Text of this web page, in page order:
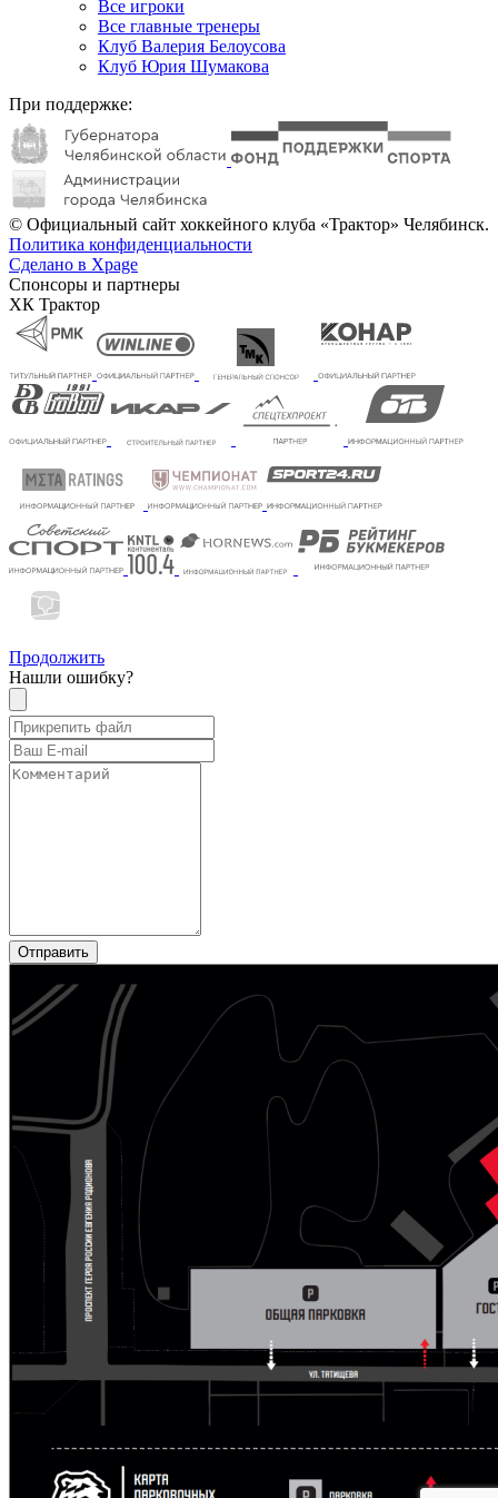
Все игроки
Все главные тренеры
Клуб Валерия Белоусова
Клуб Юрия Шумакова
При поддержке:
© Официальный сайт хоккейного клуба «Трактор» Челябинск.
Политика конфиденциальности
Сделано в Xpage
Спонсоры и партнеры
ХК Трактор
Продолжить
Нашли ошибку?